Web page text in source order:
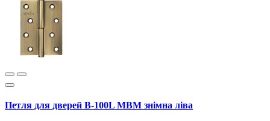
Петля для дверей B-100L МВМ знімна ліва